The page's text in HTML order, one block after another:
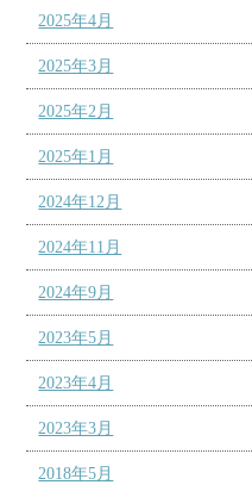
2025年4月
2025年3月
2025年2月
2025年1月
2024年12月
2024年11月
2024年9月
2023年5月
2023年4月
2023年3月
2018年5月